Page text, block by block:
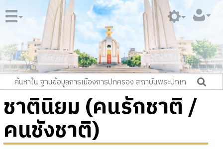
ชาตินิยม (คนรักชาติ /
คนชังชาติ)